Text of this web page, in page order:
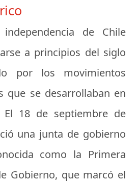
de Chile
a principios del siglo
por los movimientos
que se desarrollaban en
El 18 de septiembre de
una junta de gobierno
como la Primera
Gobierno, que marcó el